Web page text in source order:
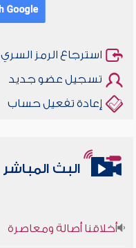
استرجاع الرمز السري
تسجيل عضو جديد
إعادة تفعيل حساب
البث المباشر
أخلاقنا أصالة ومعاصرة